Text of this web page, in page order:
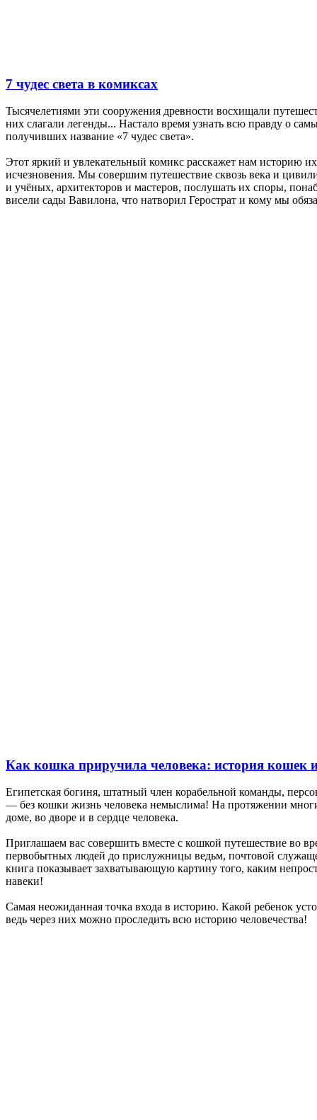
7 чудес света в комиксах
Тысячелетиями эти сооружения древности восхищали
них слагали легенды... Настало время узнать всю правду о
получивших название «7 чудес света».
Этот яркий и увлекательный комикс расскажет нам историю
исчезновения. Мы совершим путешествие сквозь века и
и учёных, архитекторов и мастеров, послушать их споры,
висели сады Вавилона, что натворил Герострат и кому мы
Как кошка приручила человека: история кошек
Египетская богиня, штатный член корабельной команды,
— без кошки жизнь человека немыслима! На протяжении
доме, во дворе и в сердце человека.
Приглашаем вас совершить вместе с кошкой путешествие во
первобытных людей до прислужницы ведьм, почтовой
книга показывает захватывающую картину того, каким
навеки!
Самая неожиданная точка входа в историю. Какой ребенок
ведь через них можно проследить всю историю человечества!